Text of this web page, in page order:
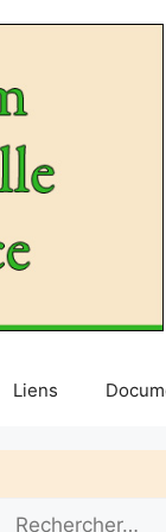
Liens
Rechercher :